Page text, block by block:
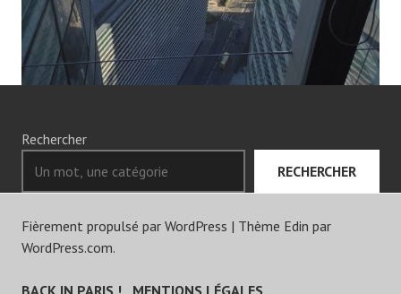
Rechercher
RECHERCHER
Fièrement propulsé par WordPress | Thème Edin par
WordPress.com.
BACK IN PARIS ! MENTIONS LÉGALES